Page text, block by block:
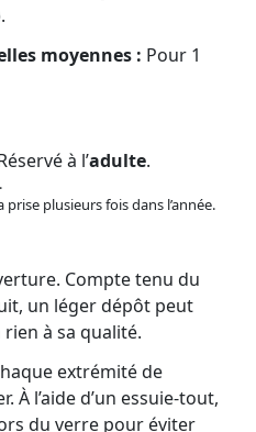
moyennes : Pour 1
à l’adulte.
.
plusieurs fois dans l’année.
Compte tenu du
un léger dépôt peut
à sa qualité.
extrémité de
À l’aide d’un essuie-tout,
du verre pour éviter